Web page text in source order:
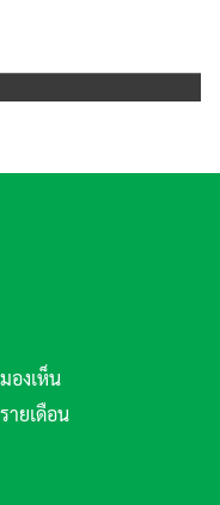
องเห็น
ายเดือน